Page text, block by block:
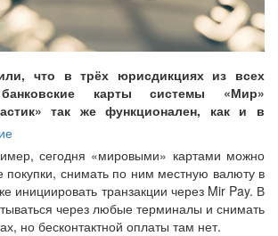
что в трёх юрисдикциях из всех
карты системы «Мир»
так же функционален, как и в
сегодня «мировыми» картами можно
покупки, снимать по ним местную валюту в
инициировать транзакции через Mir Pay. В
через любые терминалы и снимать
но бесконтактной оплаты там нет.